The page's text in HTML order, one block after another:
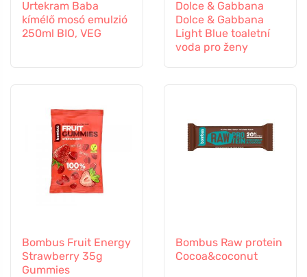
Urtekram Baba
kímélő mosó emulzió
250ml BIO, VEG
Dolce & Gabbana
Dolce & Gabbana
Light Blue toaletní
voda pro ženy
Bombus Fruit Energy
Strawberry 35g
Gummies
Bombus Raw protein
Cocoa&coconut